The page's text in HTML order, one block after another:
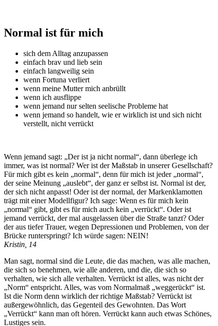
Normal ist für mich
sich dem Alltag anzupassen
einfach brav und lieb sein
einfach langweilig sein
wenn Fortuna verliert
wenn meine Mutter mich anbrüllt
wenn ich ausflippe
wenn jemand nur selten seelische Probleme hat
wenn jemand so handelt, wie er wirklich ist und sich nicht
verstellt, nicht verrückt
Wenn jemand sagt: „Der ist ja nicht normal“, dann überlege ich
immer, was ist normal? Wer ist der Maßstab in unserer Gesellschaft?
Für mich gibt es kein „normal“, denn für mich ist jeder „normal“,
der seine Meinung „auslebt“, der ganz er selbst ist. Normal ist der,
der sich nicht anpasst! Oder ist der normal, der Markenklamotten
trägt mit einer Modellfigur? Ich sage: Wenn es für mich kein
„normal“ gibt, gibt es für mich auch kein „verrückt“. Oder ist
jemand verrückt, der mal ausgelassen über die Straße tanzt? Oder
der aus tiefer Trauer, wegen Depressionen und Problemen, von der
Brücke runterspringt? Ich würde sagen: NEIN!
Kristin, 14
Man sagt, normal sind die Leute, die das machen, was alle machen,
die sich so benehmen, wie alle anderen, und die, die sich so
verhalten, wie sich alle verhalten. Verrückt ist alles, was nicht der
„Norm“ entspricht. Alles, was vom Normalmaß „weggerückt“ ist.
Ist die Norm denn wirklich der richtige Maßstab? Verrückt ist
außergewöhnlich, das Gegenteil des Gewohnten. Das Wort
„Verrückt“ kann man oft hören. Verrückt kann auch etwas Schönes,
Lustiges sein.